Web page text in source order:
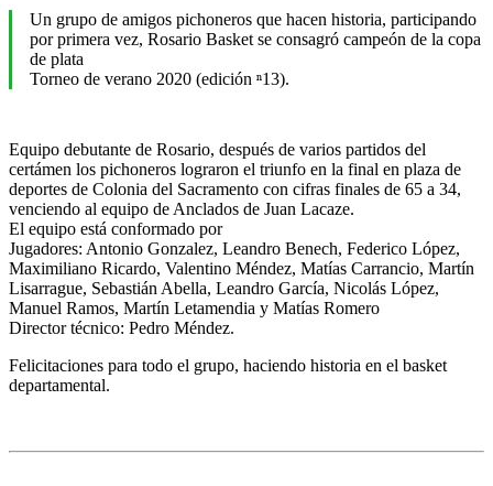
Un grupo de amigos pichoneros que hacen historia, participando
por primera vez, Rosario Basket se consagró campeón de la copa
de plata
Torneo de verano 2020 (edición ⁿ13).
Equipo debutante de Rosario, después de varios partidos del
certámen los pichoneros lograron el triunfo en la final en plaza de
deportes de Colonia del Sacramento con cifras finales de 65 a 34,
venciendo al equipo de Anclados de Juan Lacaze.
El equipo está conformado por
Jugadores: Antonio Gonzalez, Leandro Benech, Federico López,
Maximiliano Ricardo, Valentino Méndez, Matías Carrancio, Martín
Lisarrague, Sebastián Abella, Leandro García, Nicolás López,
Manuel Ramos, Martín Letamendia y Matías Romero
Director técnico: Pedro Méndez.
Felicitaciones para todo el grupo, haciendo historia en el basket
departamental.